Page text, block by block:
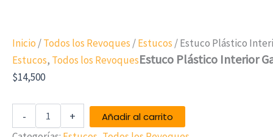
Inicio /Todos los Revoques /Estucos / Estuco Plástico
Estucos, Todos los RevoquesEstuco Plástico Interior
$14,500
- + Añadir al carrito